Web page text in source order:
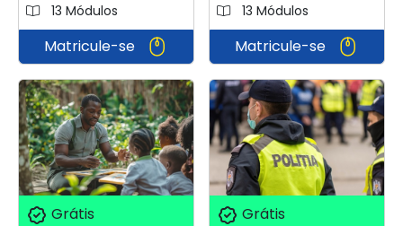
13 Módulos
Matricule-se
13 Módulos
Matricule-se
Grátis Grátis